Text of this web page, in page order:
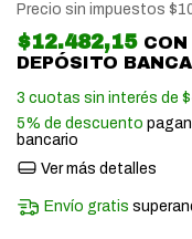
Precio sin impuestos
$12.482,15 CON
DEPÓSITO
3 cuotas sin interés de
5% de descuento
bancario
Ver más detalles
Envío gratis